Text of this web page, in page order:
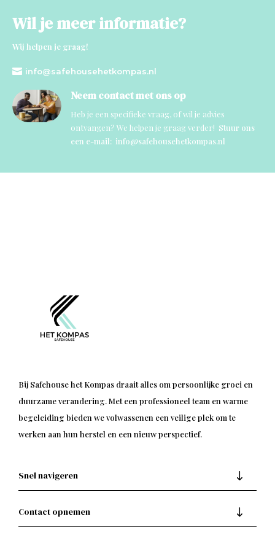
Wil je meer informatie?
Wij helpen je graag!
 info@safehousehetkompas.nl
Neem contact met ons op
Heb je een specifieke vraag, of wil je advies
ontvangen? We helpen je graag verder! Stuur ons
een e-mail: info@safehousehetkompas.nl
Bij Safehouse het Kompas draait alles om persoonlijke groei en
duurzame verandering. Met een professioneel team en warme
begeleiding bieden we volwassenen een veilige plek om te
werken aan hun herstel en een nieuw perspectief.
Snel navigeren
Contact opnemen